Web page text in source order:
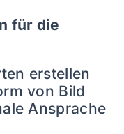
für die
erstellen
von Bild
Ansprache